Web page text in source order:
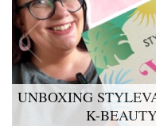
UNBOXING
K-